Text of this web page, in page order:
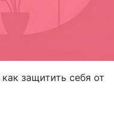
защитить себя от